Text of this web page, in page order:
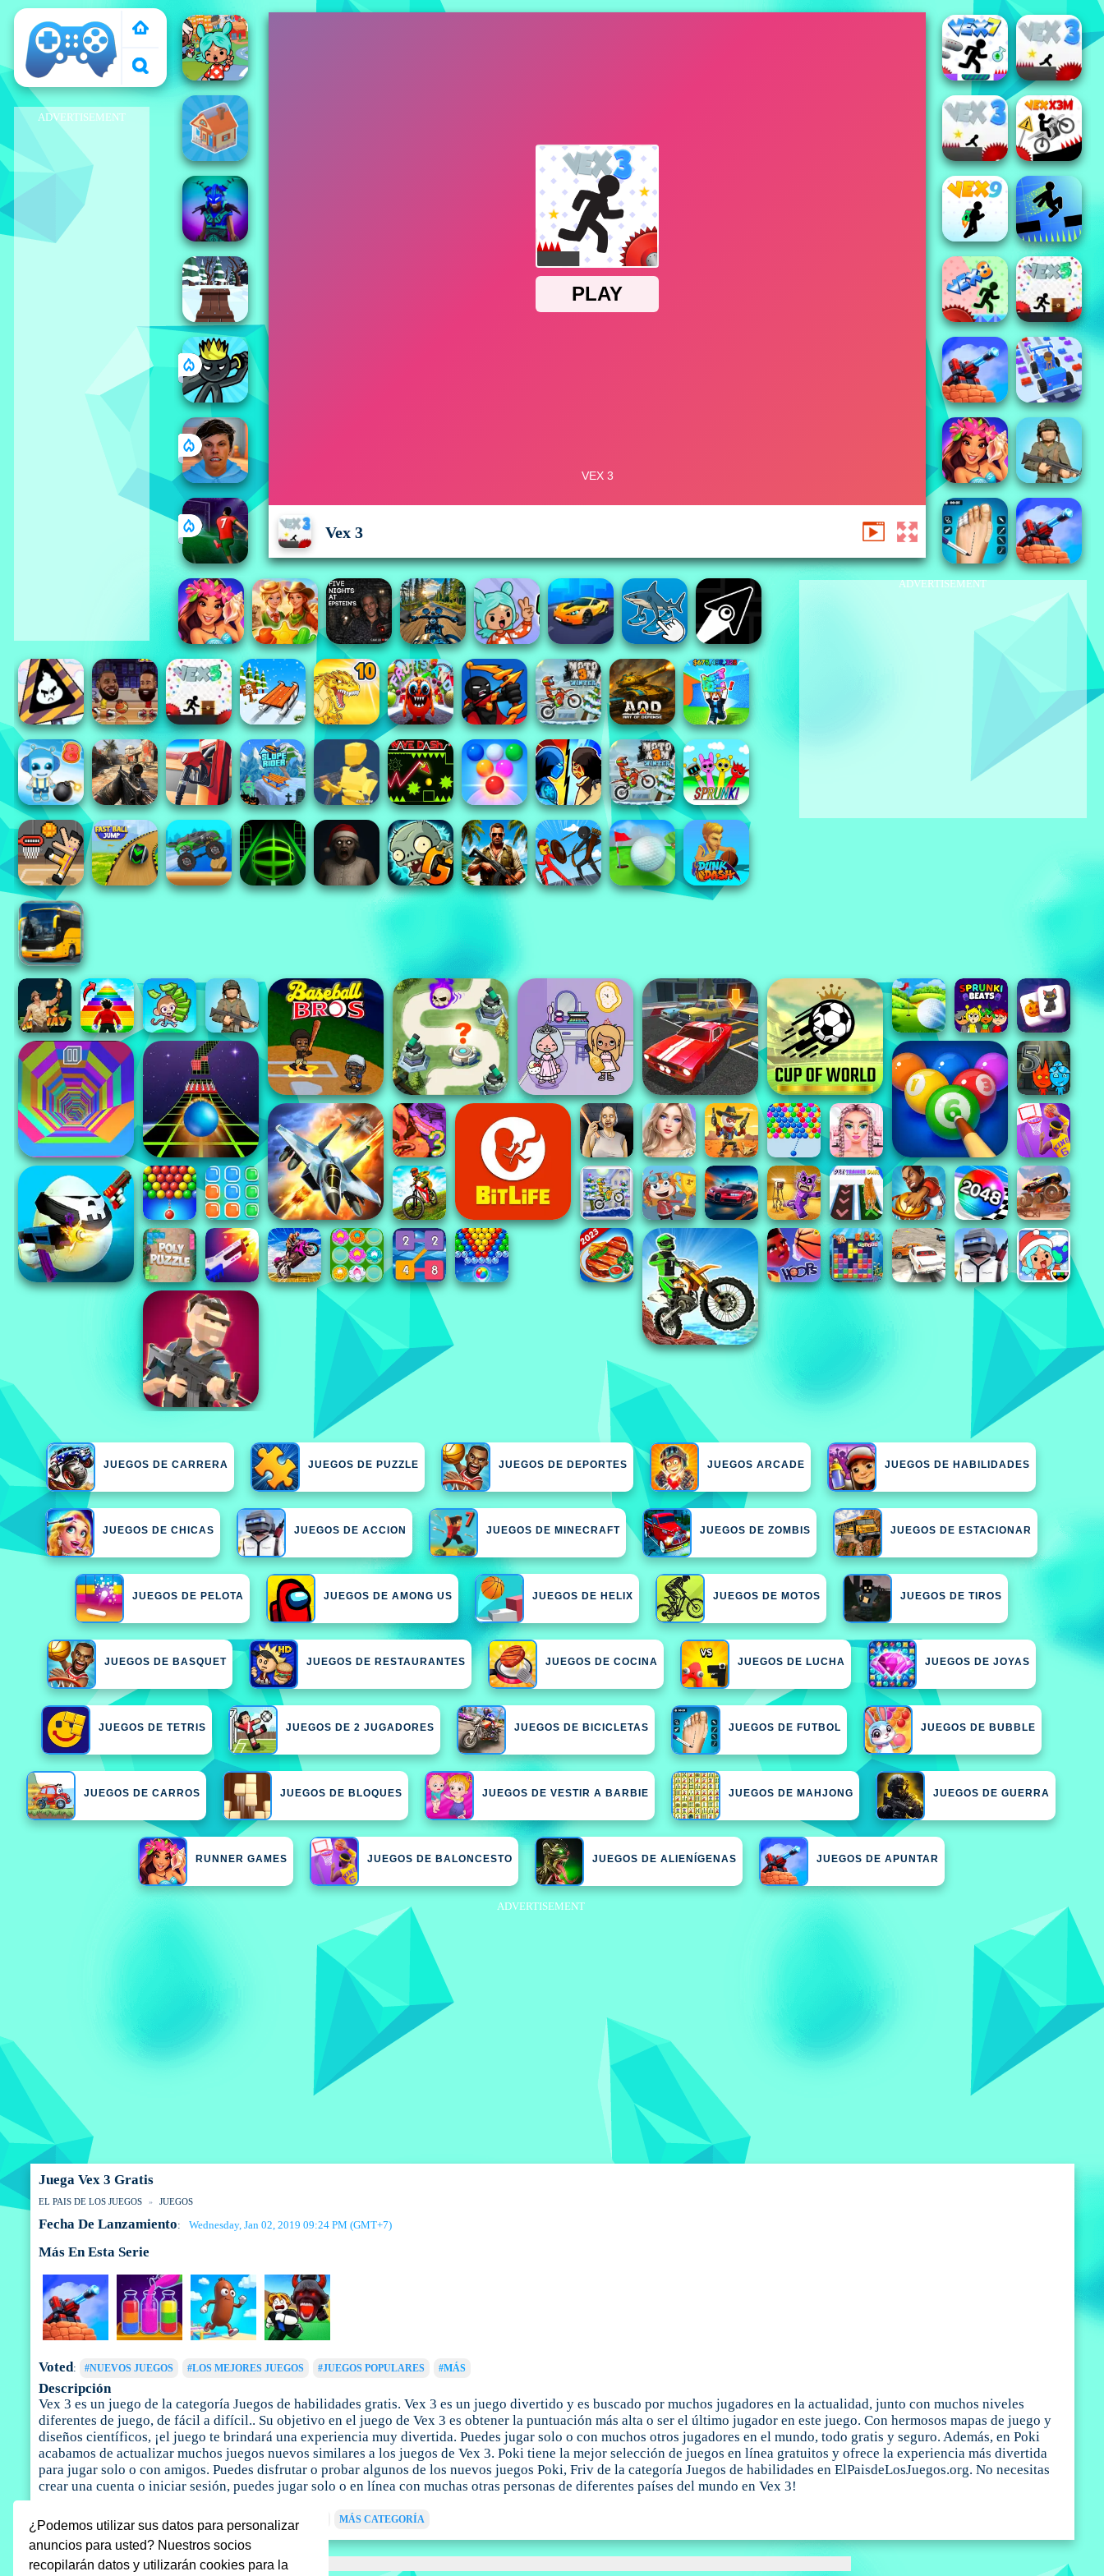
¿Podemos utilizar sus datos para personalizar
anuncios para usted? Nuestros socios
recopilarán datos y utilizarán cookies para la
Juegos
ADVERTISEMENT
Vex 3
ADVERTISEMENT
JUEGOS DE CARRERA JUEGOS DE PUZZLE JUEGOS DE DEPORTES JUEGOS ARCADE JUEGOS DE HABILIDADES
JUEGOS DE CHICAS JUEGOS DE ACCION JUEGOS DE MINECRAFT JUEGOS DE ZOMBIS JUEGOS DE ESTACIONAR
JUEGOS DE PELOTA JUEGOS DE AMONG US JUEGOS DE HELIX JUEGOS DE MOTOS JUEGOS DE TIROS
JUEGOS DE BASQUET JUEGOS DE RESTAURANTES JUEGOS DE COCINA JUEGOS DE LUCHA JUEGOS DE JOYAS
JUEGOS DE TETRIS JUEGOS DE 2 JUGADORES JUEGOS DE BICICLETAS JUEGOS DE FUTBOL JUEGOS DE BUBBLE
JUEGOS DE CARROS JUEGOS DE BLOQUES JUEGOS DE VESTIR A BARBIE JUEGOS DE MAHJONG JUEGOS DE GUERRA
RUNNER GAMES JUEGOS DE BALONCESTO JUEGOS DE ALIENÍGENAS JUEGOS DE APUNTAR
ADVERTISEMENT
Juega Vex 3 Gratis
EL PAIS DE LOS JUEGOS JUEGOS
Fecha De Lanzamiento: Wednesday, Jan 02, 2019 09:24 PM (GMT+7)
Más En Esta Serie
Voted: #NUEVOS JUEGOS #LOS MEJORES JUEGOS #JUEGOS POPULARES #MÁS
Descripción
Vex 3 es un juego de la categoría Juegos de habilidades gratis. Vex 3 es un juego divertido y es buscado por muchos jugadores en la actualidad, junto con muchos niveles
diferentes de juego, de fácil a difícil.. Su objetivo en el juego de Vex 3 es obtener la puntuación más alta o ser el último jugador en este juego. Con hermosos mapas de juego y
diseños científicos, ¡el juego te brindará una experiencia muy divertida. Puedes jugar solo o con muchos otros jugadores en el mundo, todo gratis y seguro. Además, en Poki
acabamos de actualizar muchos juegos nuevos similares a los juegos de Vex 3. Poki tiene la mejor selección de juegos en línea gratuitos y ofrece la experiencia más divertida
para jugar solo o con amigos. Puedes disfrutar o probar algunos de los nuevos juegos Poki, Friv de la categoría Juegos de habilidades en ElPaisdeLosJuegos.org. No necesitas
crear una cuenta o iniciar sesión, puedes jugar solo o en línea con muchas otras personas de diferentes países del mundo en Vex 3!
Tags JUEGOS DE HABILIDADES JUEGOS DE CORRER MÁS CATEGORÍA